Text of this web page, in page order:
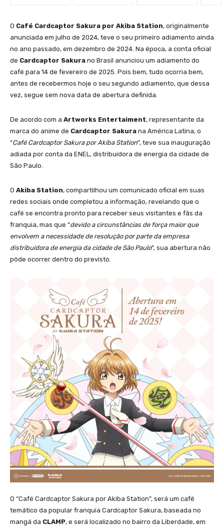
O Café Cardcaptor Sakura por Akiba Station, originalmente
anunciada em julho de 2024, teve o seu primeiro adiamento ainda
no ano passado, em dezembro de 2024. Na época, a conta oficial
de Cardcaptor Sakura no Brasil anunciou um adiamento do
café para 14 de fevereiro de 2025. Pois bem, tudo ocorria bem,
antes de recebermos hoje o seu segundo adiamento, que dessa
vez, segue sem nova data de abertura definida.
De acordo com a Artworks Entertaiment, representante da
marca do anime de Cardcaptor Sakura na América Latina, o
“Café Cardcaptor Sakura por Akiba Station”, teve sua inauguração
adiada por conta da ENEL, distribuidora de energia da cidade de
São Paulo.
O Akiba Station, compartilhou um comunicado oficial em suas
redes sociais onde completou a informação, revelando que o
café se encontra pronto para receber seus visitantes e fãs da
franquia, mas que “devido a circunstâncias de força maior que
envolvem a necessidade de resolução por parte da empresa
distribuidora de energia da cidade de São Paulo”, sua abertura não
pôde ocorrer dentro do previsto.
O “Café Cardcaptor Sakura por Akiba Station”, será um café
temático da popular franquia Cardcaptor Sakura, baseada no
mangá da CLAMP, e será localizado no bairro da Liberdade, em